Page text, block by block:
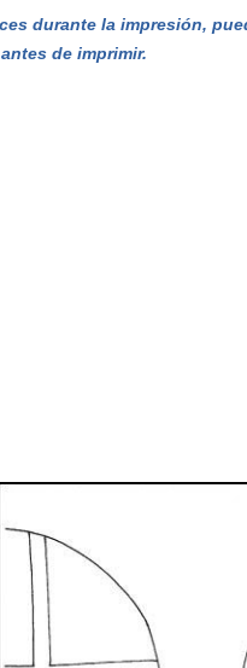
durante la impresión,
de imprimir.